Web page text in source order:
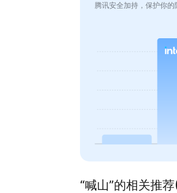
腾讯安全加持，保护你的
“喊山”的相关推